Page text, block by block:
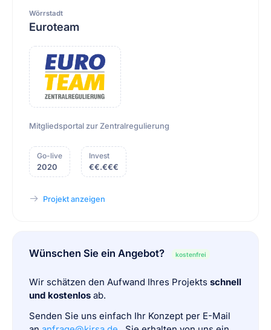
Wörrstadt
Euroteam
Mitgliedsportal zur Zentralregulierung
Go-live
2020
Invest
€€.€€€
Projekt anzeigen
Wünschen Sie ein Angebot? kostenfrei
Wir schätzen den Aufwand Ihres Projekts schnell
und kostenlos ab.
Senden Sie uns einfach Ihr Konzept per E-Mail